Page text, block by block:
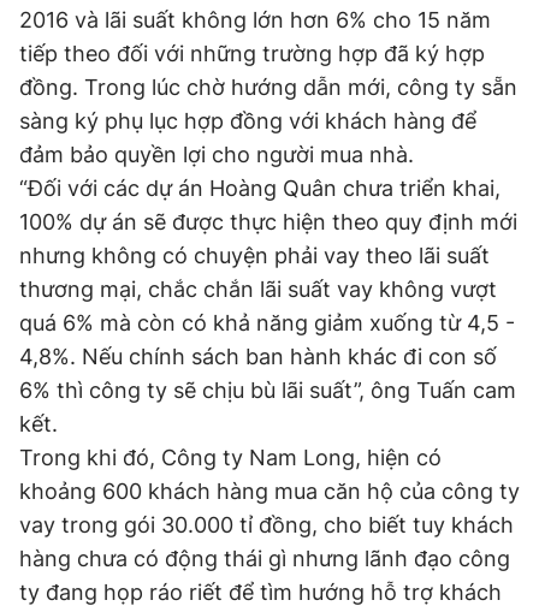
2016 và lãi suất không lớn hơn 6% cho 15 năm
tiếp theo đối với những trường hợp đã ký hợp
đồng. Trong lúc chờ hướng dẫn mới, công ty sẵn
sàng ký phụ lục hợp đồng với khách hàng để
đảm bảo quyền lợi cho người mua nhà.
“Đối với các dự án Hoàng Quân chưa triển khai,
100% dự án sẽ được thực hiện theo quy định mới
nhưng không có chuyện phải vay theo lãi suất
thương mại, chắc chắn lãi suất vay không vượt
quá 6% mà còn có khả năng giảm xuống từ 4,5 -
4,8%. Nếu chính sách ban hành khác đi con số
6% thì công ty sẽ chịu bù lãi suất”, ông Tuấn cam
kết.
Trong khi đó, Công ty Nam Long, hiện có
khoảng 600 khách hàng mua căn hộ của công ty
vay trong gói 30.000 tỉ đồng, cho biết tuy khách
hàng chưa có động thái gì nhưng lãnh đạo công
ty đang họp ráo riết để tìm hướng hỗ trợ khách